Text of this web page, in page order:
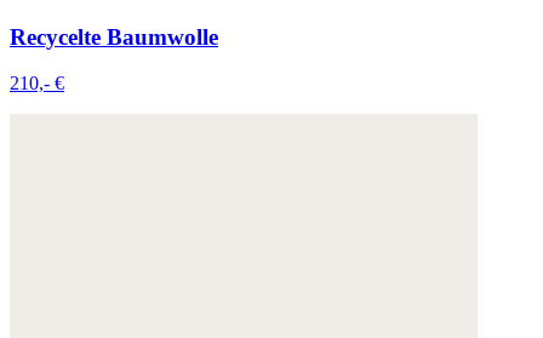
Recycelte Baumwolle
210,- €